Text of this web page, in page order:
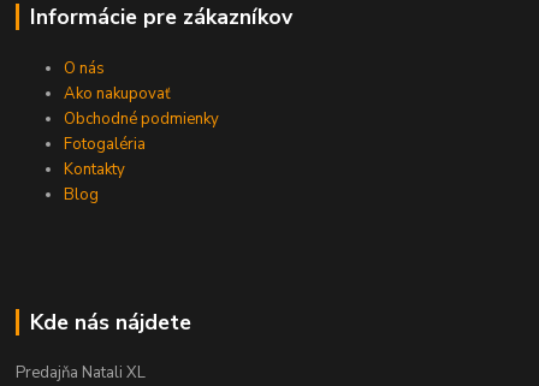
Informácie pre zákazníkov
O nás
Ako nakupovať
Obchodné podmienky
Fotogaléria
Kontakty
Blog
Kde nás nájdete
Predajňa Natali XL